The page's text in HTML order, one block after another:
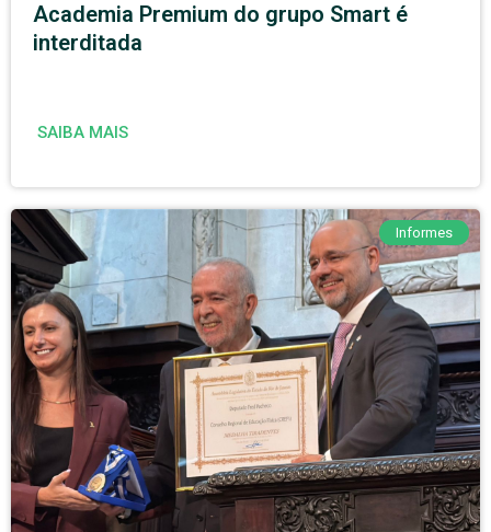
Academia Premium do grupo Smart é
interditada
SAIBA MAIS
Informes